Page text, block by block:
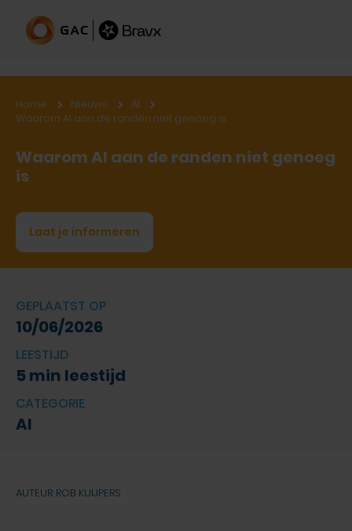
Home Nieuws
AI
Waarom AI aan de randen niet genoeg is
Waarom AI aan de randen niet genoeg
is
Laat je informeren
GEPLAATST OP
10/06/2026
LEESTIJD
5 min leestijd
CATEGORIE
AI
AUTEUR: ROB KUIJPERS